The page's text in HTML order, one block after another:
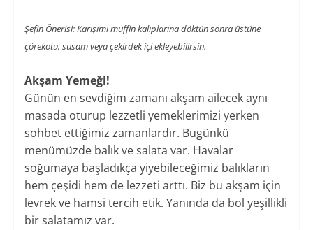
Şefin Önerisi: Karışımı muffin kalıplarına döktün sonra üstüne
çörekotu, susam veya çekirdek içi ekleyebilirsin.
Akşam Yemeği!
Günün en sevdiğim zamanı akşam ailecek aynı
masada oturup lezzetli yemeklerimizi yerken
sohbet ettiğimiz zamanlardır. Bugünkü
menümüzde balık ve salata var. Havalar
soğumaya başladıkça yiyebileceğimiz balıkların
hem çeşidi hem de lezzeti arttı. Biz bu akşam için
levrek ve hamsi tercih etik. Yanında da bol yeşillikli
bir salatamız var.